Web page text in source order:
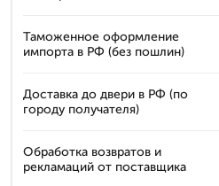
Таможенное оформление
импорта в РФ (без пошлин)
Доставка до двери в РФ (по
городу получателя)
Обработка возвратов и
рекламаций от поставщика